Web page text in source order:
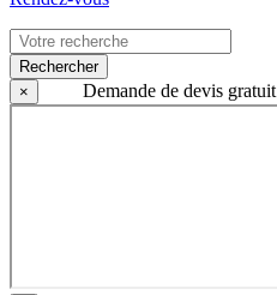
Rechercher
×
Demande de devis gratuit